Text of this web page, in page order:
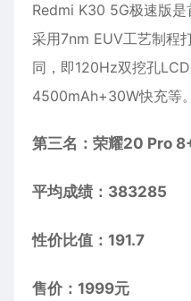
Redmi K30 5G极速版是
采用7nm EUV工艺制程
同，即120Hz双挖孔
4500mAh+30W快充等。
第三名：荣耀20 Pro
平均成绩：383285
性价比值：191.7
售价：1999元